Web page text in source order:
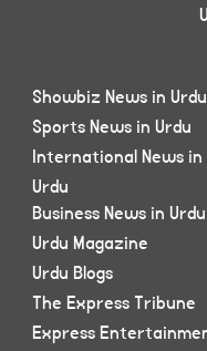
Showbiz News in Urdu
Sports News in Urdu
International News in
Urdu
Business News in Urdu
Urdu Magazine
Urdu Blogs
The Express Tribune
Express